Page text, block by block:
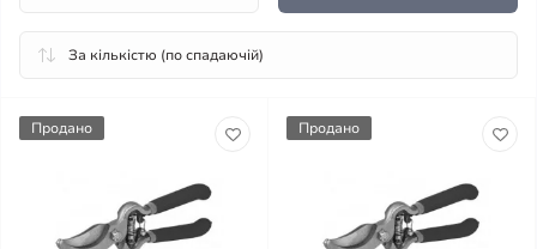
Продано Продано